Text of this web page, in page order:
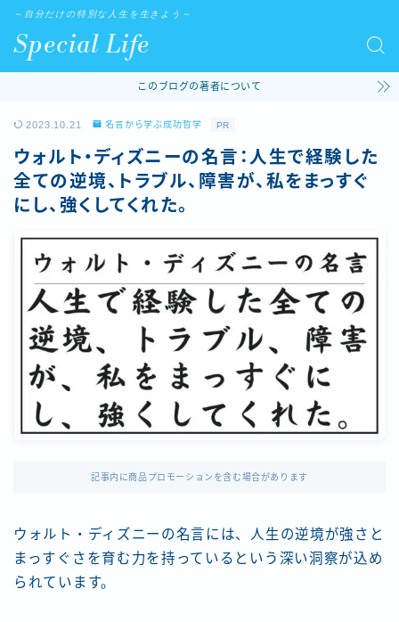
Special Life
～自分だけの特別な人生を生きよう～
このブログの著者について
2023.10.21 名言から学ぶ成功哲学 PR
ウォルト・ディズニーの名言：人生で経験した
全ての逆境、トラブル、障害が、私をまっすぐ
にし、強くしてくれた。
記事内に商品プロモーションを含む場合があります
ウォルト・ディズニーの名言には、人生の逆境が強さと
まっすぐさを育む力を持っているという深い洞察が込め
られています。